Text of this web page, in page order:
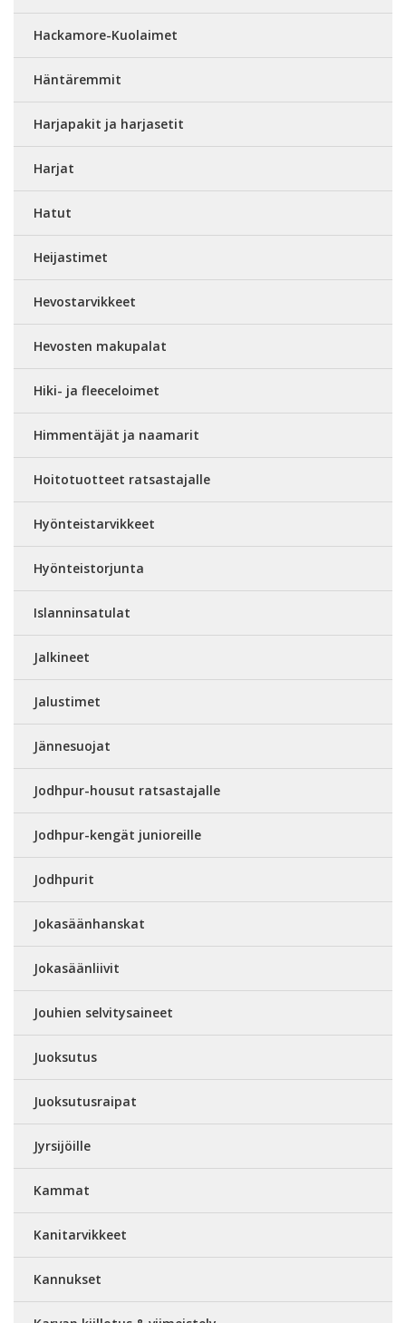
Hackamore-Kuolaimet
Häntäremmit
Harjapakit ja harjasetit
Harjat
Hatut
Heijastimet
Hevostarvikkeet
Hevosten makupalat
Hiki- ja fleeceloimet
Himmentäjät ja naamarit
Hoitotuotteet ratsastajalle
Hyönteistarvikkeet
Hyönteistorjunta
Islanninsatulat
Jalkineet
Jalustimet
Jännesuojat
Jodhpur-housut ratsastajalle
Jodhpur-kengät junioreille
Jodhpurit
Jokasäänhanskat
Jokasäänliivit
Jouhien selvitysaineet
Juoksutus
Juoksutusraipat
Jyrsijöille
Kammat
Kanitarvikkeet
Kannukset